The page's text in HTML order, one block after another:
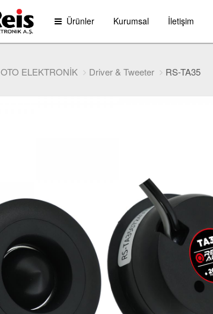
Ürünler Kurumsal İletişim
OTO ELEKTRONİK Driver & Tweeter RS-TA35